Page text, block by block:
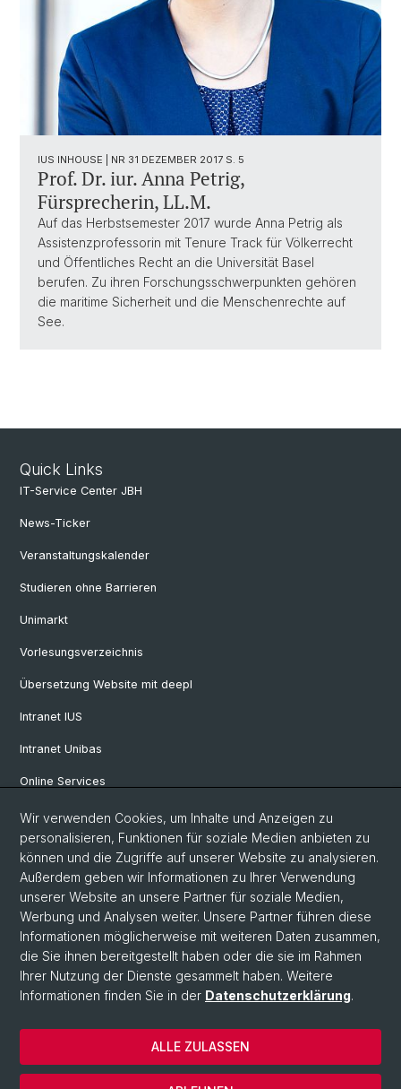
IUS INHOUSE | NR 31 DEZEMBER 2017 S. 5
Prof. Dr. iur. Anna Petrig,
Fürsprecherin, LL.M.
Auf das Herbstsemester 2017 wurde Anna Petrig als
Assistenzprofessorin mit Tenure Track für Völkerrecht
und Öffentliches Recht an die Universität Basel
berufen. Zu ihren Forschungsschwerpunkten gehören
die maritime Sicherheit und die Menschenrechte auf
See.
Quick Links
IT-Service Center JBH
News-Ticker
Veranstaltungskalender
Studieren ohne Barrieren
Unimarkt
Vorlesungsverzeichnis
Übersetzung Website mit deepl
Intranet IUS
Intranet Unibas
Online Services
Social Media
Instagram
LinkedIn
TikTok
Wir verwenden Cookies, um Inhalte und Anzeigen zu
personalisieren, Funktionen für soziale Medien anbieten zu
können und die Zugriffe auf unserer Website zu analysieren.
Außerdem geben wir Informationen zu Ihrer Verwendung
unserer Website an unsere Partner für soziale Medien,
Werbung und Analysen weiter. Unsere Partner führen diese
Informationen möglicherweise mit weiteren Daten zusammen,
die Sie ihnen bereitgestellt haben oder die sie im Rahmen
Ihrer Nutzung der Dienste gesammelt haben. Weitere
Informationen finden Sie in der Datenschutzerklärung.
ALLE ZULASSEN